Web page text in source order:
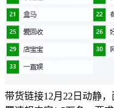
带货链接12月22日动静